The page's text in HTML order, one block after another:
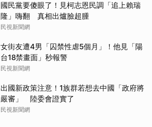
國民黨要傻眼了！見柯志恩民調「追上賴瑞
隆」嗨翻 真相出爐臉超腫
民視新聞網
女街友遭4男「囚禁性虐5個月」！他見「陽
台18禁畫面」秒報警
民視新聞網
出國新政策注意！1族群若想去中國「政府將
嚴審」 陸委會證實了
民視新聞網